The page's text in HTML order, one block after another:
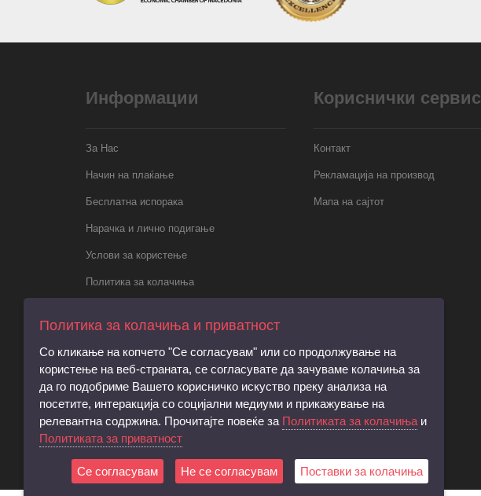
Информации
За Нас
Начин на плаќање
Бесплатна испорака
Нарачка и лично подигање
Услови за користење
Политика за колачиња
Правила за електронски пораки,
регистрација и права на субјектот
Барање за запирање на обработката на
личните податоци
Услови и согласност за директен
маркетинг
Кориснички сервис
Контакт
Рекламација на производ
Мапа на сајтот
Политика за колачиња и приватност
Со кликање на копчето "Се согласувам" или со продолжување на
користење на веб-страната, се согласувате да зачуваме колачиња за
да го подобриме Вашето корисничко искуство преку анализа на
посетите, интеракција со социјални медиуми и прикажување на
релевантна содржина. Прочитајте повеќе за Политиката за колачиња и
Политиката за приватност
Се согласувам Не се согласувам Поставки за колачиња